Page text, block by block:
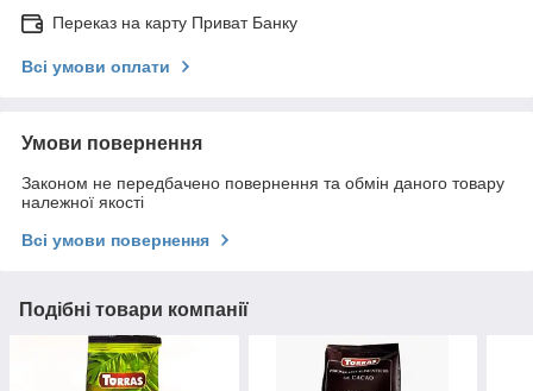
Переказ на карту Приват Банку
Всі умови оплати
Умови повернення
Законом не передбачено повернення та обмін даного товару
належної якості
Всі умови повернення
Подібні товари компанії